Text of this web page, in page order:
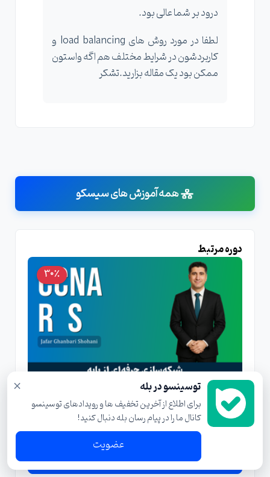
درود بر شما عالی بود.
لطفا در مورد روش های load balancing و
کاربردشون در شرایط مختلف هم اگه واستون
ممکن بود یک مقاله بزارید.تشکر
همه آموزش های سیسکو
دوره مرتبط
30٪
بهترین دوره آموزشی CCNA Routing&Switching
صفر تا صد + 9 درس رایگان و مدرک
:
10
مشاهده و ثبت نام
× توسینسو در بله
برای اطلاع از آخرین تخفیف ها و رویدادهای توسینسو
کانال ما را در پیام رسان بله دنبال کنید!
عضویت